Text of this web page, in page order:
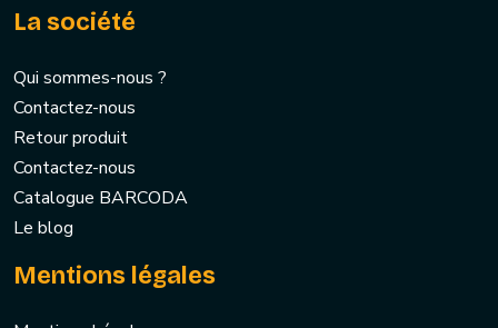
La société
Qui sommes-nous ?
Contactez-nous
Retour produit
Contactez-nous
Catalogue BARCODA
Le blog
Mentions légales